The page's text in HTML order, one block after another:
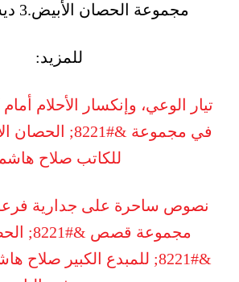
مجموعة الحصان الأبيض.3 ديسمبر 2019
للمزيد:
تيار الوعي، وإنكسار الأحلام
للكاتب صلاح
نصوص ساحرة على جدارية
مجموعة
&#8221; للمبدع الكبير صلاح